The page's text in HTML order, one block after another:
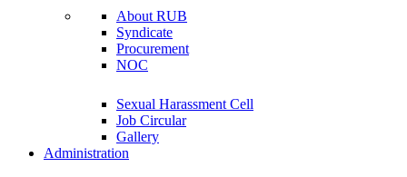
About RUB
Syndicate
Procurement
NOC
Sexual Harassment Cell
Job Circular
Gallery
Administration